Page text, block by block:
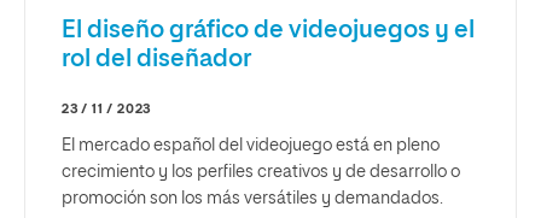
El diseño gráfico de videojuegos y el
rol del diseñador
23 / 11 / 2023
El mercado español del videojuego está en pleno
crecimiento y los perfiles creativos y de desarrollo o
promoción son los más versátiles y demandados.